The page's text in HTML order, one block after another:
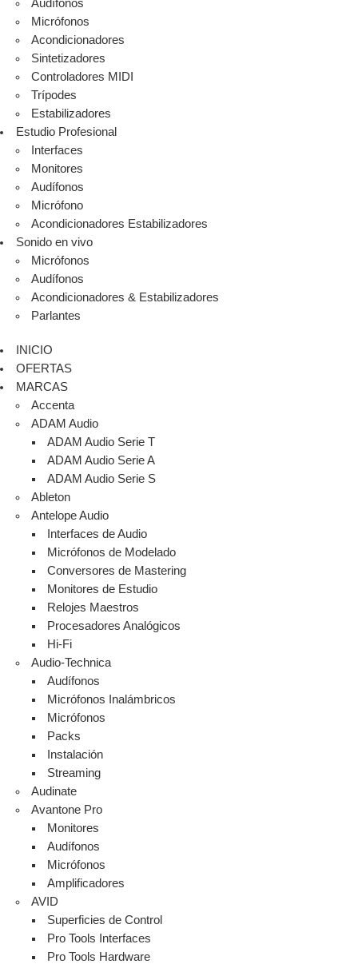
Audífonos
Micrófonos
Acondicionadores
Sintetizadores
Controladores MIDI
Trípodes
Estabilizadores
Estudio Profesional
Interfaces
Monitores
Audífonos
Micrófono
Acondicionadores Estabilizadores
Sonido en vivo
Micrófonos
Audífonos
Acondicionadores & Estabilizadores
Parlantes
INICIO
OFERTAS
MARCAS
Accenta
ADAM Audio
ADAM Audio Serie T
ADAM Audio Serie A
ADAM Audio Serie S
Ableton
Antelope Audio
Interfaces de Audio
Micrófonos de Modelado
Conversores de Mastering
Monitores de Estudio
Relojes Maestros
Procesadores Analógicos
Hi-Fi
Audio-Technica
Audífonos
Micrófonos Inalámbricos
Micrófonos
Packs
Instalación
Streaming
Audinate
Avantone Pro
Monitores
Audífonos
Micrófonos
Amplificadores
AVID
Superficies de Control
Pro Tools Interfaces
Pro Tools Hardware